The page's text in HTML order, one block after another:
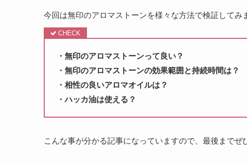
今回は無印のアロマストーンを様々な方法で検証してみ
・無印のアロマストーンって良い？
・無印のアロマストーンの効果範囲と持続時間は？
・相性の良いアロマオイルは？
・ハッカ油は使える？
こんな事が分かる記事になっていますので、最後までぜ